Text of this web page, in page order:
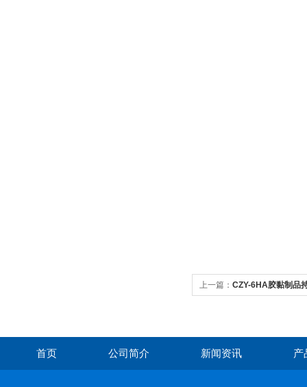
上一篇： CZY-6HA胶黏制品
首页 公司简介 新闻资讯 产